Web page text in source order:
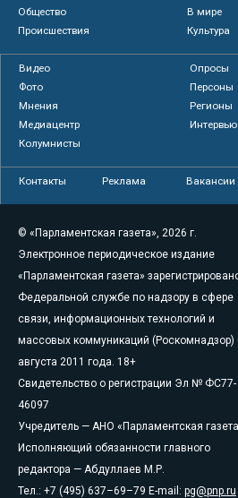
Общество
В мире
Происшествия
Культура
Видео
Опросы
Фото
Персоны
Мнения
Регионы
Медиацентр
Интервью
Колумнисты
Контакты Реклама Вакансии
© «Парламентская газета», 2026 г.
Электронное периодическое издание
«Парламентская газета»
Федеральной службе по надзору в сфере
связи, информационных технологий и
массовых коммуникаций (Роскомнадзор)
августа 2011 года. 18+
Свидетельство о регистрации Эл № ФС77-
46097
Учредитель — АНО «Парламентская
Исполняющий обязанности главного
редактора — Абдуллаев М.Р.
Тел.: +7 (495) 637–69–79 E-mail: pg@pnp.ru